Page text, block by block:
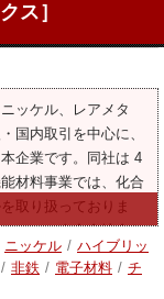
ス］
ッケル、レアメタ
国内取引を中心に、
企業です。同社は 4
材料事業では、化合
取り扱っておりま
ルミ二次合金地金お
を取り扱っておりま
および関連薬品、非
ニッケル / ハイブリッ
/ 非鉄 / 電子材料 / チ